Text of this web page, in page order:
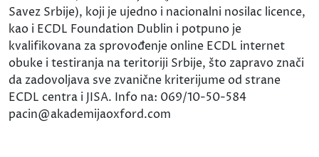
Savez Srbije), koji je ujedno i nacionalni nosilac licence,
kao i ECDL Foundation Dublin i potpuno je
kvalifikovana za sprovođenje online ECDL internet
obuke i testiranja na teritoriji Srbije, što zapravo znači
da zadovoljava sve zvanične kriterijume od strane
ECDL centra i JISA. Info na: 069/10-50-584
pacin@akademijaoxford.com